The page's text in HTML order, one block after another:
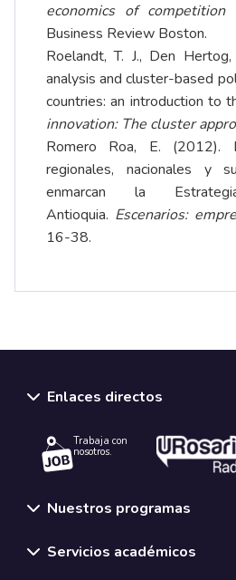
economics of competition
Business Review Boston.
Roelandt, T. J., Den
analysis and cluster-based
countries: an introduction to
innovation: The cluster
Romero Roa, E. (2012).
regionales, nacionales y
enmarcan la
Antioquia. Escenarios:
16-38.
Enlaces directos
Trabaja con
nosotros.
Nuestros programas
Servicios académicos